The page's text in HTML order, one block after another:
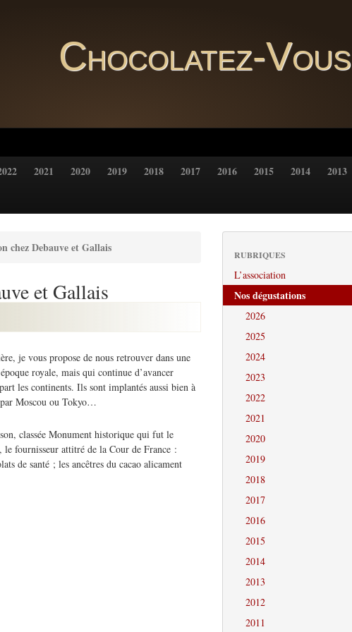
Chocolatez-Vous
2021 2020 2019 2018 2017 2016 2015 2014 2013
chez Debauve et Gallais
et Gallais
je vous propose de nous retrouver dans une
royale, mais qui continue d’avancer
les continents. Ils sont implantés aussi bien à
Moscou ou Tokyo…
classée Monument historique qui fut le
le fournisseur attitré de la Cour de France :
de santé ; les ancêtres du cacao alicament
RUBRIQUES
L’association
Nos dégustations
2026
2025
2024
2023
2022
2021
2020
2019
2018
2017
2016
2015
2014
2013
2012
2011